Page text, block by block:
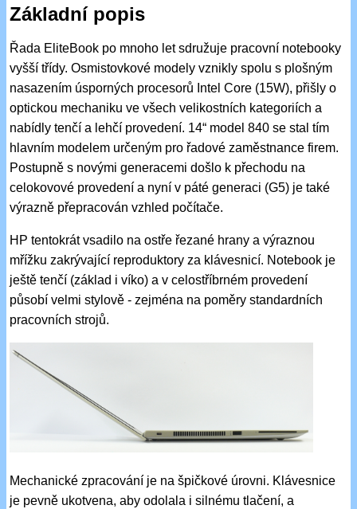
Základní popis
Řada EliteBook po mnoho let sdružuje pracovní notebooky
vyšší třídy. Osmistovkové modely vznikly spolu s plošným
nasazením úsporných procesorů Intel Core (15W), přišly o
optickou mechaniku ve všech velikostních kategoriích a
nabídly tenčí a lehčí provedení. 14“ model 840 se stal tím
hlavním modelem určeným pro řadové zaměstnance firem.
Postupně s novými generacemi došlo k přechodu na
celokovové provedení a nyní v páté generaci (G5) je také
výrazně přepracován vzhled počítače.
HP tentokrát vsadilo na ostře řezané hrany a výraznou
mřížku zakrývající reproduktory za klávesnicí. Notebook je
ještě tenčí (základ i víko) a v celostříbrném provedení
působí velmi stylově - zejména na poměry standardních
pracovních strojů.
Mechanické zpracování je na špičkové úrovni. Klávesnice
je pevně ukotvena, aby odolala i silnému tlačení, a